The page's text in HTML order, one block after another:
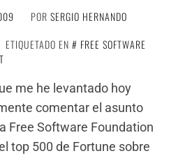
POR SERGIO HERNANDO
ETIQUETADO EN
FREE SOFTWARE
me he levantado hoy
comentar el asunto
Free Software Foundation
top 500 de Fortune sobre